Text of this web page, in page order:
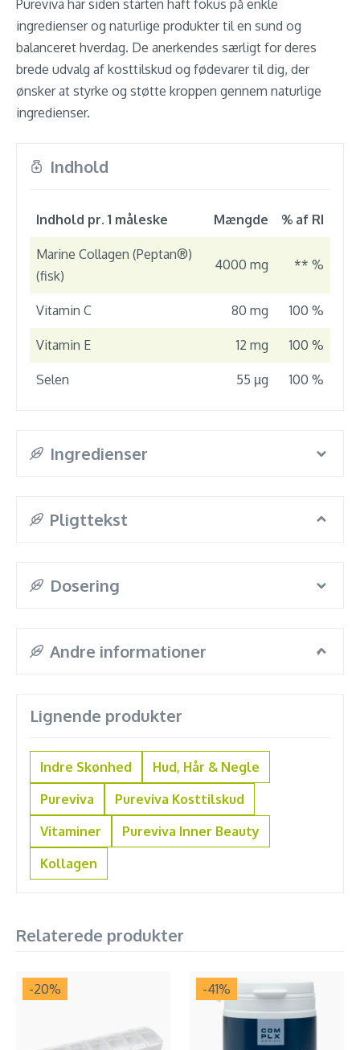
Pureviva har siden starten haft fokus på enkle
ingredienser og naturlige produkter til en sund og
balanceret hverdag. De anerkendes særligt for deres
brede udvalg af kosttilskud og fødevarer til dig, der
ønsker at styrke og støtte kroppen gennem naturlige
ingredienser.
Indhold
Indhold pr. 1 måleske Mængde % af RI
Marine Collagen (Peptan®)
(fisk)
4000 mg ** %
Vitamin C 80 mg 100 %
Vitamin E 12 mg 100 %
Selen 55 µg 100 %
Ingredienser
Pligttekst
Dosering
Andre informationer
Lignende produkter
Indre Skønhed
Hud, Hår & Negle
Pureviva
Pureviva Kosttilskud
Vitaminer
Pureviva Inner Beauty
Kollagen
Relaterede produkter
-20% -41%